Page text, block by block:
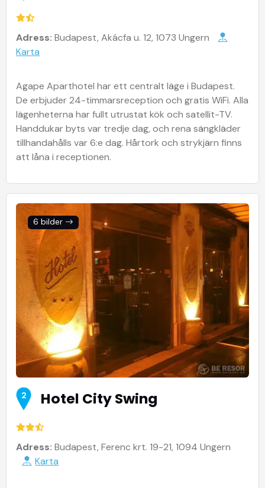
Adress: Budapest, Akácfa u. 12, 1073 Ungern
Karta
Agape Aparthotel har ett centralt läge i Budapest.
De erbjuder 24-timmarsreception och gratis WiFi. Alla
lägenheterna har fullt utrustat kök och satellit-TV.
Handdukar byts var tredje dag, och rena sängkläder
tillhandahålls var 6:e dag. Hårtork och strykjärn finns
att låna i receptionen.
6 bilder
2 Hotel City Swing
Adress: Budapest, Ferenc krt. 19-21, 1094 Ungern
Karta